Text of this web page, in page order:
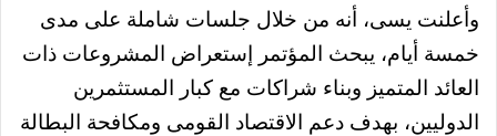
وأعلنت يسى، أنه من خلال جلسات شاملة على مدى
خمسة أيام، يبحث المؤتمر إستعراض المشروعات ذات
العائد المتميز وبناء شراكات مع كبار المستثمرين
الدوليين، بهدف دعم الاقتصاد القومى ومكافحة البطالة